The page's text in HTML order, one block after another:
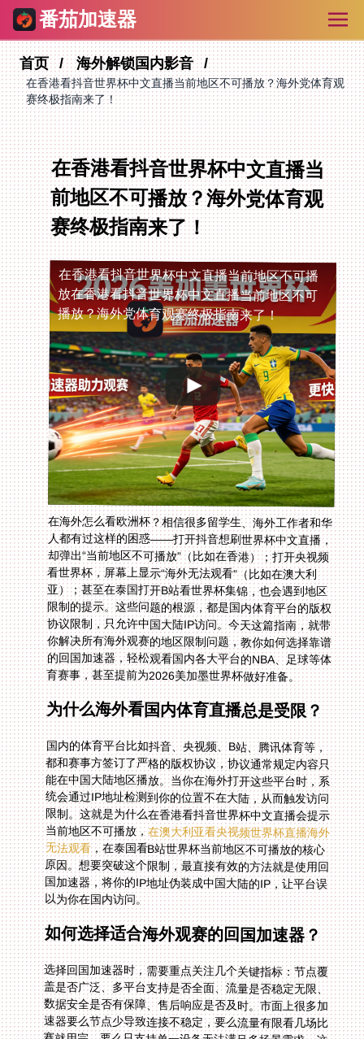
番茄加速器
首页 海外解锁国内影音
在香港看抖音世界杯中文直播当前地区不可播放？海外党体育观
赛终极指南来了！
在香港看抖音世界杯中文直播当
前地区不可播放？海外党体育观
赛终极指南来了！
在香港看抖音世界杯中文直播当前地区不可播
放在香港看抖音世界杯中文直播当前地区不可
播放？海外党体育观赛终极指南来了！
在海外怎么看欧洲杯？相信很多留学生、海外工作者和华
人都有过这样的困惑——打开抖音想刷世界杯中文直播，
却弹出“当前地区不可播放”（比如在香港）；打开央视频
看世界杯，屏幕上显示“海外无法观看”（比如在澳大利
亚）；甚至在泰国打开B站看世界杯集锦，也会遇到地区
限制的提示。这些问题的根源，都是国内体育平台的版权
协议限制，只允许中国大陆IP访问。今天这篇指南，就带
你解决所有海外观赛的地区限制问题，教你如何选择靠谱
的回国加速器，轻松观看国内各大平台的NBA、足球等体
育赛事，甚至提前为2026美加墨世界杯做好准备。
为什么海外看国内体育直播总是受限？
国内的体育平台比如抖音、央视频、B站、腾讯体育等，
都和赛事方签订了严格的版权协议，协议通常规定内容只
能在中国大陆地区播放。当你在海外打开这些平台时，系
统会通过IP地址检测到你的位置不在大陆，从而触发访问
限制。这就是为什么在香港看抖音世界杯中文直播会提示
当前地区不可播放，在澳大利亚看央视频世界杯直播海外
无法观看，在泰国看B站世界杯当前地区不可播放的核心
原因。想要突破这个限制，最直接有效的方法就是使用回
国加速器，将你的IP地址伪装成中国大陆的IP，让平台误
以为你在国内访问。
如何选择适合海外观赛的回国加速器？
选择回国加速器时，需要重点关注几个关键指标：节点覆
盖是否广泛、多平台支持是否全面、流量是否稳定无限、
数据安全是否有保障、售后响应是否及时。市面上很多加
速器要么节点少导致连接不稳定，要么流量有限看几场比
赛就用完，要么只支持单一设备无法满足多场景需求。这